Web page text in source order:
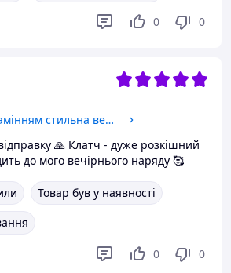
0 0
Золотий клатч з камінням стильна вечірня сумка 21 * 17 * 5 см для урочистих заходів та святкових подій
🙏 Клатч - дуже розкішний
до мого вечірнього наряду 🥰
Товар був у наявності
0 0